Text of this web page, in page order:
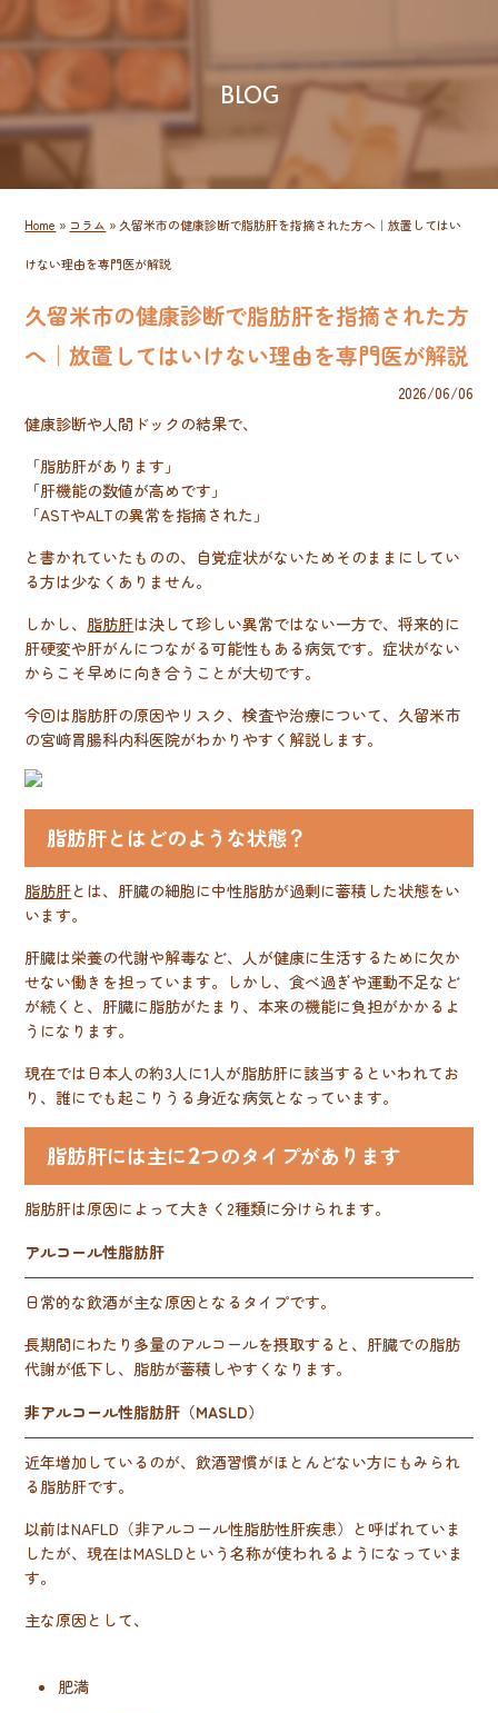
BLOG
Home » コラム » 久留米市の健康診断で脂肪肝を指摘された方へ｜放置してはい
けない理由を専門医が解説
久留米市の健康診断で脂肪肝を指摘された方
へ｜放置してはいけない理由を専門医が解説
2026/06/06
健康診断や人間ドックの結果で、
「脂肪肝があります」
「肝機能の数値が高めです」
「ASTやALTの異常を指摘された」
と書かれていたものの、自覚症状がないためそのままにしてい
る方は少なくありません。
しかし、 脂肪肝は決して珍しい異常ではない一方で、将来的に
肝硬変や肝がんにつながる可能性もある病気です。症状がない
からこそ早めに向き合うことが大切です。
今回は脂肪肝の原因やリスク、検査や治療について、久留米市
の宮﨑胃腸科内科医院がわかりやすく解説します。
脂肪肝とはどのような状態？
脂肪肝とは、肝臓の細胞に中性脂肪が過剰に蓄積した状態をい
います。
肝臓は栄養の代謝や解毒など、人が健康に生活するために欠か
せない働きを担っています。しかし、食べ過ぎや運動不足など
が続くと、肝臓に脂肪がたまり、本来の機能に負担がかかるよ
うになります。
現在では日本人の約3人に1人が脂肪肝に該当するといわれてお
り、誰にでも起こりうる身近な病気となっています。
脂肪肝には主に2つのタイプがあります
脂肪肝は原因によって大きく2種類に分けられます。
アルコール性脂肪肝
日常的な飲酒が主な原因となるタイプです。
長期間にわたり多量のアルコールを摂取すると、肝臓での脂肪
代謝が低下し、脂肪が蓄積しやすくなります。
非アルコール性脂肪肝（MASLD）
近年増加しているのが、飲酒習慣がほとんどない方にもみられ
る脂肪肝です。
以前はNAFLD（非アルコール性脂肪性肝疾患）と呼ばれていま
したが、現在はMASLDという名称が使われるようになっていま
す。
主な原因として、
肥満